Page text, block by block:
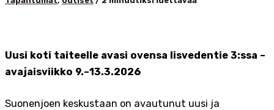
Uusi koti taiteelle avasi ovensa Iisvedentie 3:ssa –
avajaisviikko 9.–13.3.2026
Suonenjoen keskustaan on avautunut uusi ja